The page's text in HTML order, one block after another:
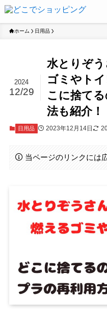
ホーム 日用品
水とりぞ
ゴミやト
こに捨て
法も紹介！
2024
12/29
日用品 2023年12月14日
当ページのリンクには